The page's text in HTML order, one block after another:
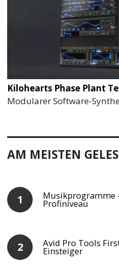
Kilohearts Phase Plant
Modularer Software-
AM MEISTEN
Musikprogramme
Profiniveau
Avid Pro Tools
Einsteiger